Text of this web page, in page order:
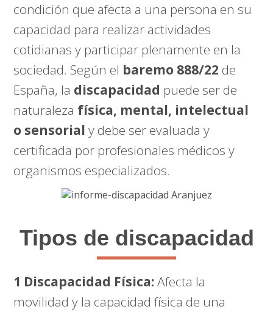
condición que afecta a una persona en su
capacidad para realizar actividades
cotidianas y participar plenamente en la
sociedad. Según el baremo 888/22 de
España, la discapacidad puede ser de
naturaleza física, mental, intelectual
o sensorial y debe ser evaluada y
certificada por profesionales médicos y
organismos especializados.
Tipos de discapacidad
1 Discapacidad Física:Afecta la
movilidad y la capacidad física de una